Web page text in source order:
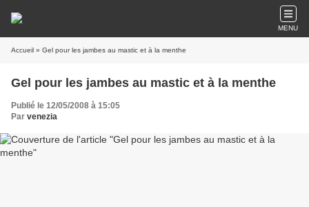
MENU
Accueil » Gel pour les jambes au mastic et à la menthe
Gel pour les jambes au mastic et à la menthe
Publié le 12/05/2008 à 15:05
Par venezia